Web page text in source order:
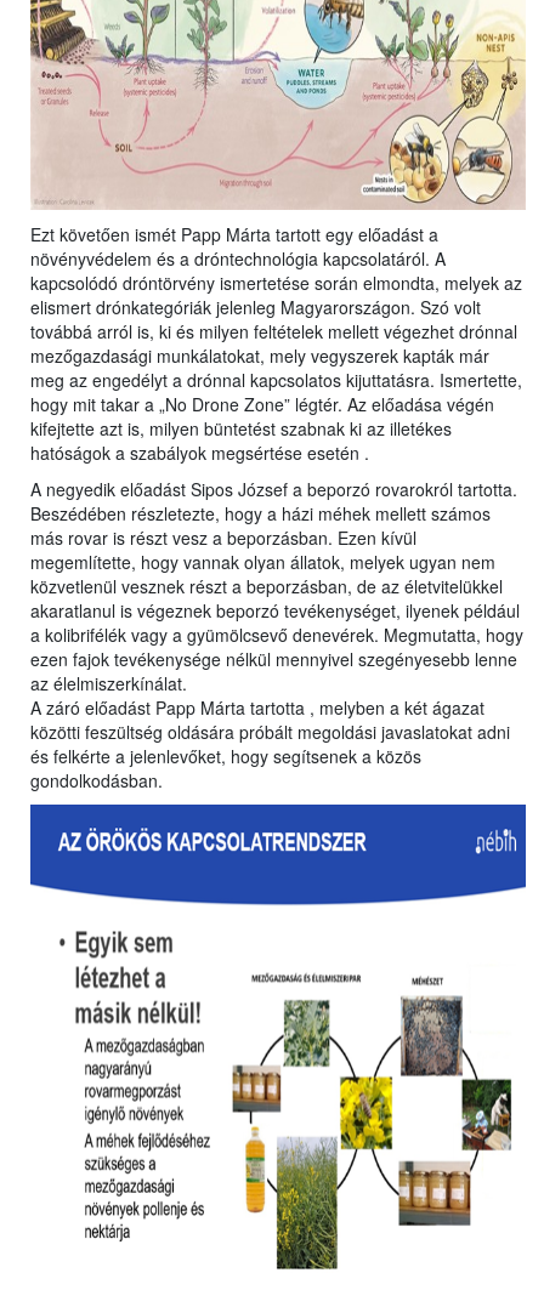
Ezt követően ismét Papp Márta tartott egy előadást a
növényvédelem és a dróntechnológia kapcsolatáról. A
kapcsolódó dróntörvény ismertetése során elmondta, melyek az
elismert drónkategóriák jelenleg Magyarországon. Szó volt
továbbá arról is, ki és milyen feltételek mellett végezhet drónnal
mezőgazdasági munkálatokat, mely vegyszerek kapták már
meg az engedélyt a drónnal kapcsolatos kijuttatásra. Ismertette,
hogy mit takar a „No Drone Zone” légtér. Az előadása végén
kifejtette azt is, milyen büntetést szabnak ki az illetékes
hatóságok a szabályok megsértése esetén .
A negyedik előadást Sipos József a beporzó rovarokról tartotta.
Beszédében részletezte, hogy a házi méhek mellett számos
más rovar is részt vesz a beporzásban. Ezen kívül
megemlítette, hogy vannak olyan állatok, melyek ugyan nem
közvetlenül vesznek részt a beporzásban, de az életvitelükkel
akaratlanul is végeznek beporzó tevékenységet, ilyenek például
a kolibrifélék vagy a gyümölcsevő denevérek. Megmutatta, hogy
ezen fajok tevékenysége nélkül mennyivel szegényesebb lenne
az élelmiszerkínálat.
A záró előadást Papp Márta tartotta , melyben a két ágazat
közötti feszültség oldására próbált megoldási javaslatokat adni
és felkérte a jelenlevőket, hogy segítsenek a közös
gondolkodásban.